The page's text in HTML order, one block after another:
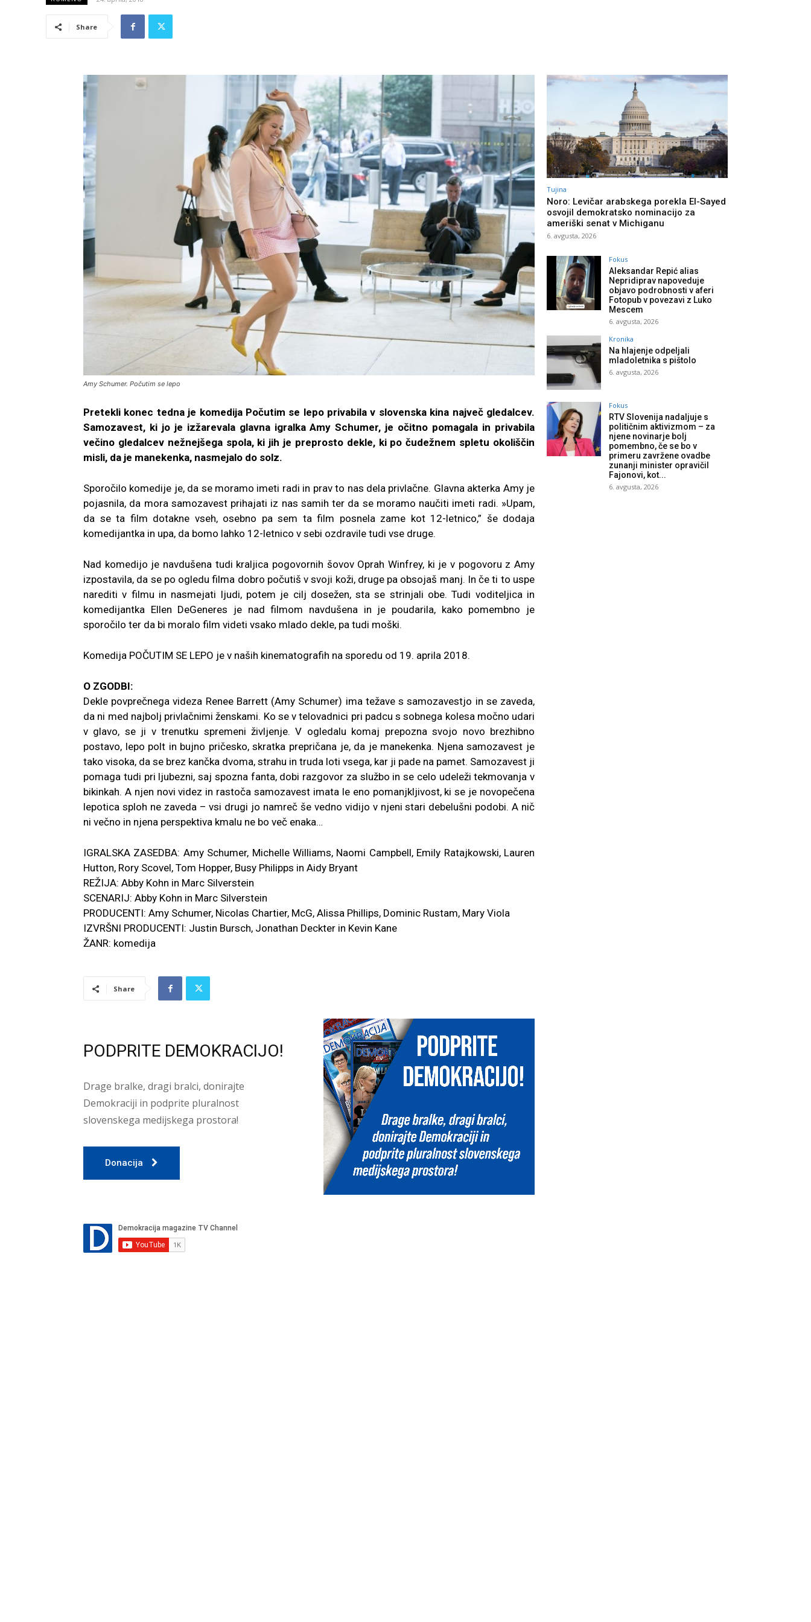
Share
Amy Schumer. Počutim se lepo
Pretekli konec tedna je komedija Počutim se lepo privabila v slovenska kina največ gledalcev.
Samozavest, ki jo je izžarevala glavna igralka Amy Schumer, je očitno pomagala in privabila
večino gledalcev nežnejšega spola, ki jih je preprosto dekle, ki po čudežnem spletu okoliščin
misli, da je manekenka, nasmejalo do solz.
Sporočilo komedije je, da se moramo imeti radi in prav to nas dela privlačne. Glavna akterka Amy je
pojasnila, da mora samozavest prihajati iz nas samih ter da se moramo naučiti imeti radi. »Upam,
da se ta film dotakne vseh, osebno pa sem ta film posnela zame kot 12-letnico,” še dodaja
komedijantka in upa, da bomo lahko 12-letnico v sebi ozdravile tudi vse druge.
Nad komedijo je navdušena tudi kraljica pogovornih šovov Oprah Winfrey, ki je v pogovoru z Amy
izpostavila, da se po ogledu filma dobro počutiš v svoji koži, druge pa obsojaš manj. In če ti to uspe
narediti v filmu in nasmejati ljudi, potem je cilj dosežen, sta se strinjali obe. Tudi voditeljica in
komedijantka Ellen DeGeneres je nad filmom navdušena in je poudarila, kako pomembno je
sporočilo ter da bi moralo film videti vsako mlado dekle, pa tudi moški.
Komedija POČUTIM SE LEPO je v naših kinematografih na sporedu od 19. aprila 2018.
O ZGODBI:
Dekle povprečnega videza Renee Barrett (Amy Schumer) ima težave s samozavestjo in se zaveda,
da ni med najbolj privlačnimi ženskami. Ko se v telovadnici pri padcu s sobnega kolesa močno udari
v glavo, se ji v trenutku spremeni življenje. V ogledalu komaj prepozna svojo novo brezhibno
postavo, lepo polt in bujno pričesko, skratka prepričana je, da je manekenka. Njena samozavest je
tako visoka, da se brez kančka dvoma, strahu in truda loti vsega, kar ji pade na pamet. Samozavest ji
pomaga tudi pri ljubezni, saj spozna fanta, dobi razgovor za službo in se celo udeleži tekmovanja v
bikinkah. A njen novi videz in rastoča samozavest imata le eno pomanjkljivost, ki se je novopečena
lepotica sploh ne zaveda – vsi drugi jo namreč še vedno vidijo v njeni stari debelušni podobi. A nič
ni večno in njena perspektiva kmalu ne bo več enaka…
IGRALSKA ZASEDBA: Amy Schumer, Michelle Williams, Naomi Campbell, Emily Ratajkowski, Lauren
Hutton, Rory Scovel, Tom Hopper, Busy Philipps in Aidy Bryant
REŽIJA: Abby Kohn in Marc Silverstein
SCENARIJ: Abby Kohn in Marc Silverstein
PRODUCENTI: Amy Schumer, Nicolas Chartier, McG, Alissa Phillips, Dominic Rustam, Mary Viola
IZVRŠNI PRODUCENTI: Justin Bursch, Jonathan Deckter in Kevin Kane
ŽANR: komedija
Share
PODPRITE DEMOKRACIJO!
Drage bralke, dragi bralci, donirajte
Demokraciji in podprite pluralnost
slovenskega medijskega prostora!
Donacija
Tujina
Noro: Levičar arabskega porekla El-Sayed
osvojil demokratsko nominacijo za
ameriški senat v Michiganu
6. avgusta, 2026
Fokus
Aleksandar Repić alias
Nepridiprav napoveduje
objavo podrobnosti v aferi
Fotopub v povezavi z Luko
Mescem
6. avgusta, 2026
Kronika
Na hlajenje odpeljali
mladoletnika s pištolo
6. avgusta, 2026
Fokus
RTV Slovenija nadaljuje s
političnim aktivizmom – za
njene novinarje bolj
pomembno, če se bo v
primeru zavržene ovadbe
zunanji minister opravičil
Fajonovi, kot...
6. avgusta, 2026